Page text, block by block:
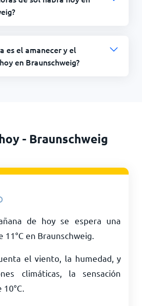
es el amanecer y el
en Braunschweig?
- Braunschweig
de hoy se espera una
11°C en Braunschweig.
el viento, la humedad, y
climáticas, la sensación
10°C